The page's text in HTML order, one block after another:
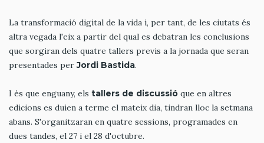
La transformació digital de la vida i, per tant, de les ciutats és
altra vegada l'eix a partir del qual es debatran les conclusions
que sorgiran dels quatre tallers previs a la jornada que seran
presentades perJordi Bastida.
I és que enguany, els tallers de discussió que en altres
edicions es duien a terme el mateix dia, tindran lloc la setmana
abans. S'organitzaran en quatre sessions, programades en
dues tandes, el 27 i el 28 d'octubre.